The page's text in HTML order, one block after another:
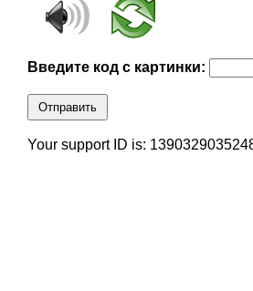
Введите код с картинки:
Отправить
Your support ID is: